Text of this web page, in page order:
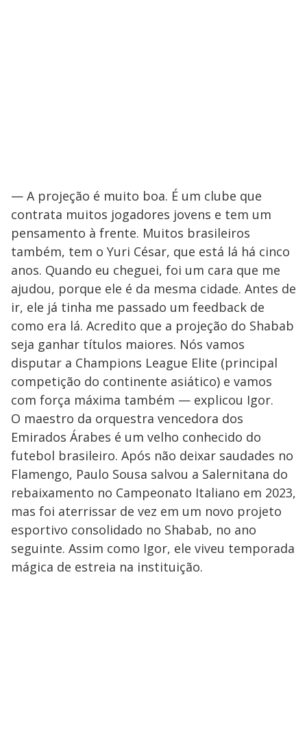
— A projeção é muito boa. É um clube que
contrata muitos jogadores jovens e tem um
pensamento à frente. Muitos brasileiros
também, tem o Yuri César, que está lá há cinco
anos. Quando eu cheguei, foi um cara que me
ajudou, porque ele é da mesma cidade. Antes de
ir, ele já tinha me passado um feedback de
como era lá. Acredito que a projeção do Shabab
seja ganhar títulos maiores. Nós vamos
disputar a Champions League Elite (principal
competição do continente asiático) e vamos
com força máxima também — explicou Igor.
O maestro da orquestra vencedora dos
Emirados Árabes é um velho conhecido do
futebol brasileiro. Após não deixar saudades no
Flamengo, Paulo Sousa salvou a Salernitana do
rebaixamento no Campeonato Italiano em 2023,
mas foi aterrissar de vez em um novo projeto
esportivo consolidado no Shabab, no ano
seguinte. Assim como Igor, ele viveu temporada
mágica de estreia na instituição.